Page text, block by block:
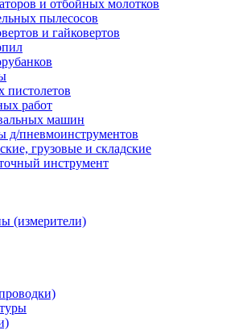
и отбойных молотков
пылесоcов
и гайковертов
пистолетов
работ
машин
д/пневмоинструментов
грузовые и складские
инструмент
(измерители)